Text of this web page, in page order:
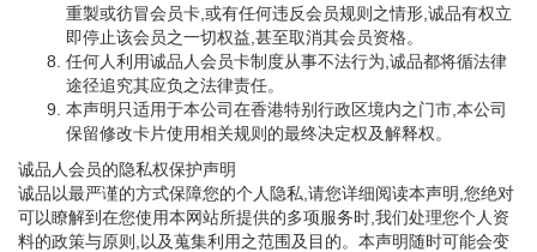
重製或彷冒会员卡,或有任何违反会员规则之情形,诚品有权立
即停止该会员之一切权益,甚至取消其会员资格。
任何人利用诚品人会员卡制度从事不法行为,诚品都将循法律
途径追究其应负之法律责任。
本声明只适用于本公司在香港特别行政区境内之门市,本公司
保留修改卡片使用相关规则的最终决定权及解释权。
诚品人会员的隐私权保护声明
诚品以最严谨的方式保障您的个人隐私,请您详细阅读本声明,您绝对
可以瞭解到在您使用本网站所提供的多项服务时,我们处理您个人资
料的政策与原则,以及蒐集利用之范围及目的。本声明随时可能会变